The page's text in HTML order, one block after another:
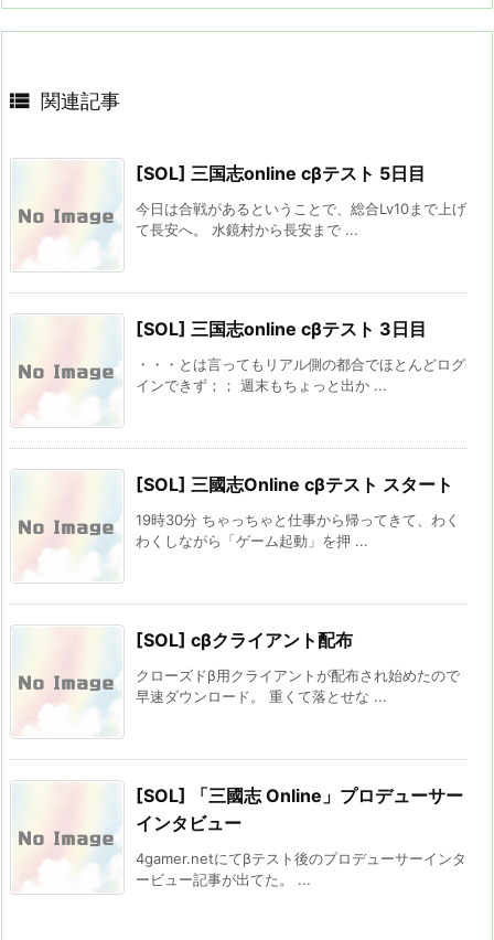
 関連記事
[SOL] 三国志online cβテスト 5日目
今日は合戦があるということで、総合Lv10まで上げ
て長安へ。 水鏡村から長安まで ...
[SOL] 三国志online cβテスト 3日目
・・・とは言ってもリアル側の都合でほとんどログ
インできず；； 週末もちょっと出か ...
[SOL] 三國志Online cβテスト スタート
19時30分 ちゃっちゃと仕事から帰ってきて、わく
わくしながら「ゲーム起動」を押 ...
[SOL] cβクライアント配布
クローズドβ用クライアントが配布され始めたので
早速ダウンロード。 重くて落とせな ...
[SOL] 「三國志 Online」プロデューサー
インタビュー
4gamer.netにてβテスト後のプロデューサーインタ
ービュー記事が出てた。 ...